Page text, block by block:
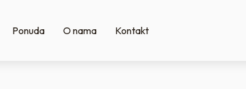
Ponuda O nama Kontakt